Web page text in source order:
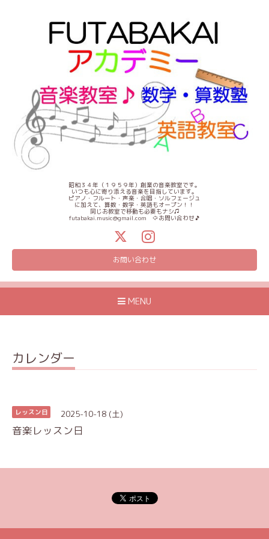
昭和３４年（１９５９年）創業の音楽教室です。
いつも心に寄り添える音楽を目指しています。
ピアノ・フルート・声楽・合唱・ソルフェージュ
に加えて、算数・数学・英語もオープン！！
同じお教室で移動も必要もナシ♫
futabakai.music@gmail.com ⇦お問い合わせ🎵
お問い合わせ
MENU
カレンダー
レッスン日 2025-10-18 (土)
音楽レッスン日